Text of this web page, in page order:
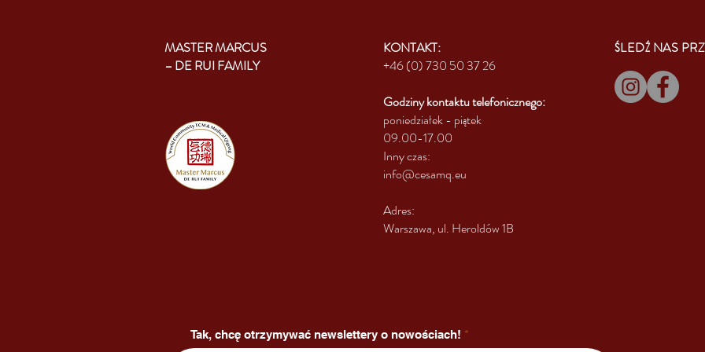
KONTAKT:
+46 (0) 730 50 37 26
Godziny kontaktutelefonicznego:
poniedziałek - piątek
09.00-17.00
Inny czas:
info@cesamq.eu
Adres:
Warszawa, ul. Heroldów 1B
MASTER MARCUS
– DE RUI FAMILY
ŚLEDŹ NAS
Tak, chcę otrzymywać newslettery o nowościach!